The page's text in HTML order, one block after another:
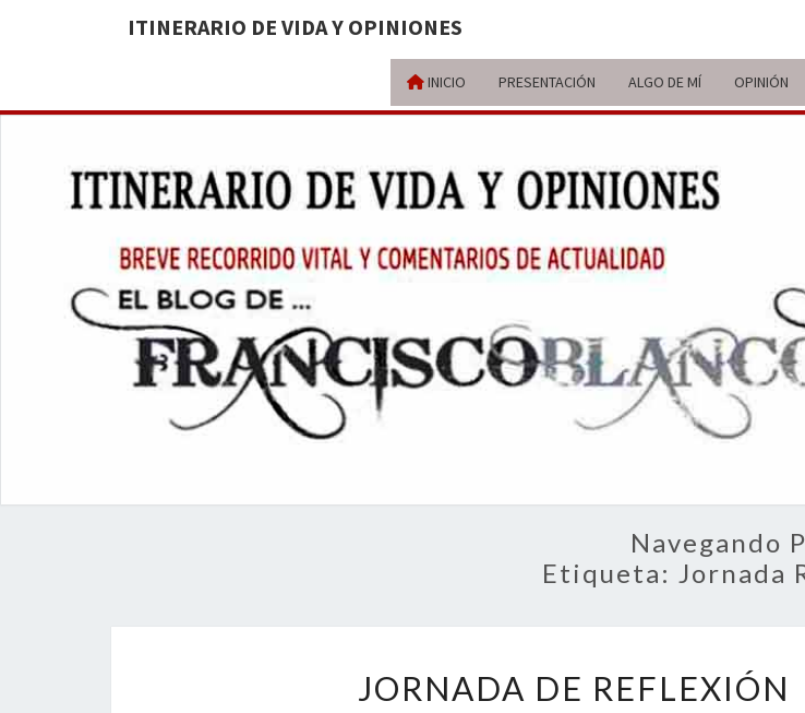
ITINERARIO DE VIDA Y OPINIONES
INICIO PRESENTACIÓN ALGO DE MÍ OPINIÓN
Navegando
Etiqueta: Jornada
DE
JORNADA DE REFLEXIÓN